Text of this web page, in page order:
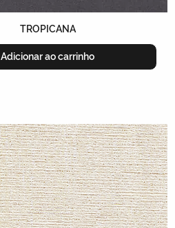
TROPICANA
Adicionar ao carrinho